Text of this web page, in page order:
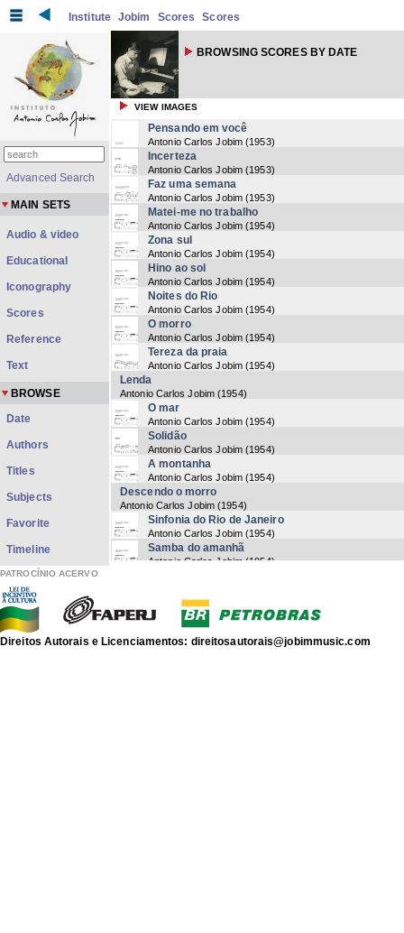
Institute Jobim Scores Scores
BROWSING SCORES BY DATE
VIEW IMAGES
Pensando em você
Antonio Carlos Jobim (1953)
Incerteza
Antonio Carlos Jobim (1953)
Faz uma semana
Antonio Carlos Jobim (1953)
Matei-me no trabalho
Antonio Carlos Jobim (1954)
Zona sul
Antonio Carlos Jobim (1954)
Hino ao sol
Antonio Carlos Jobim (1954)
Noites do Rio
Antonio Carlos Jobim (1954)
O morro
Antonio Carlos Jobim (1954)
Tereza da praia
Antonio Carlos Jobim (1954)
Lenda
Antonio Carlos Jobim (1954)
O mar
Antonio Carlos Jobim (1954)
Solidão
Antonio Carlos Jobim (1954)
A montanha
Antonio Carlos Jobim (1954)
Descendo o morro
Antonio Carlos Jobim (1954)
Sinfonia do Rio de Janeiro
Antonio Carlos Jobim (1954)
Samba do amanhã
Antonio Carlos Jobim (1954)
Arpoador
Antonio Carlos Jobim (1954)
O que vai ser de mim
Antonio Carlos Jobim (1955)
Advanced Search
MAIN SETS
Audio & video
Educational
Iconography
Scores
Reference
Text
BROWSE
Date
Authors
Titles
Subjects
Favorite
Timeline
PATROCÍNIO ACERVO
Direitos Autorais e Licenciamentos: direitosautorais@jobimmusic.com